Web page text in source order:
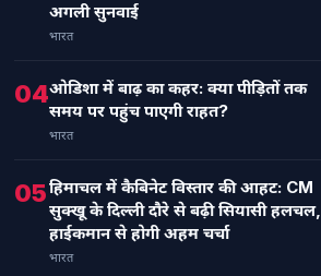
अगली सुनवाई
भारत
04ओडिशा में बाढ़ का कहर: क्या पीड़ितों तक
समय पर पहुंच पाएगी राहत?
भारत
05हिमाचल में कैबिनेट विस्तार की आहट: CM
सुक्खू के दिल्ली दौरे से बढ़ी सियासी हलचल,
हाईकमान से होगी अहम चर्चा
भारत